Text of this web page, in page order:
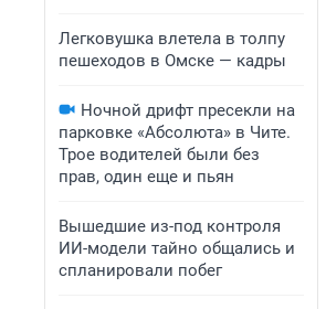
Легковушка влетела в толпу
пешеходов в Омске — кадры
Ночной дрифт пресекли на
парковке «Абсолюта» в Чите.
Трое водителей были без
прав, один еще и пьян
Вышедшие из-под контроля
ИИ-модели тайно общались и
спланировали побег